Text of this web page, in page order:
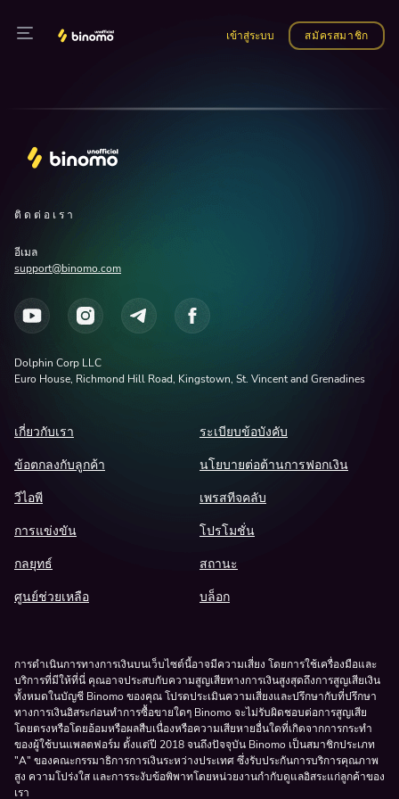
เข้าสู่ระบบ สมัครสมาชิก
ติดต่อเรา
อีเมล
support@binomo.com
Dolphin Corp LLC
Euro House, Richmond Hill Road, Kingstown, St. Vincent and Grenadines
เกี่ยวกับเรา
ระเบียบข้อบังคับ
ข้อตกลงกับลูกค้า
นโยบายต่อต้านการฟอกเงิน
วีไอพี
เพรสทีจคลับ
การแข่งขัน
โปรโมชั่น
กลยุทธ์
สถานะ
ศูนย์ช่วยเหลือ
บล็อก
การดำเนินการทางการเงินบนเว็บไซต์นี้อาจมีความเสี่ยง โดยการใช้เครื่องมือและ
บริการที่มีให้ที่นี่ คุณอาจประสบกับความสูญเสียทางการเงินสูงสุดถึงการสูญเสียเงิน
ทั้งหมดในบัญชี Binomo ของคุณ โปรดประเมินความเสี่ยงและปรึกษากับที่ปรึกษา
ทางการเงินอิสระก่อนทำการซื้อขายใดๆ Binomo จะไม่รับผิดชอบต่อการสูญเสีย
โดยตรงหรือโดยอ้อมหรือผลสืบเนื่องหรือความเสียหายอื่นใดที่เกิดจากการกระทำ
ของผู้ใช้บนแพลตฟอร์ม ตั้งแต่ปี 2018 จนถึงปัจจุบัน Binomo เป็นสมาชิกประเภท
"A" ของคณะกรรมาธิการการเงินระหว่างประเทศ ซึ่งรับประกันการบริการคุณภาพ
สูง ความโปร่งใส และการระงับข้อพิพาทโดยหน่วยงานกำกับดูแลอิสระแก่ลูกค้าของ
เรา